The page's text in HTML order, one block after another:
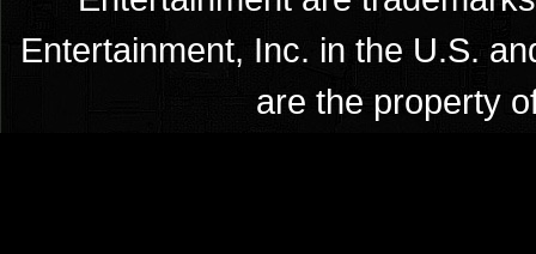
Entertainment, Inc. in the U.S.
are the property